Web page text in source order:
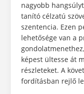
nagyobb
tanító célzatú
szentencia. Ezen
lehetősége van a
képest ültesse át
részleteket. A
fordításban rejlő